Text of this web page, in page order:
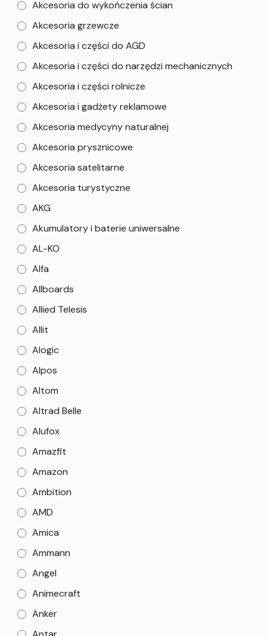
Akcesoria do wykończenia ścian
Akcesoria grzewcze
Akcesoria i części do AGD
Akcesoria i części do narzędzi mechanicznych
Akcesoria i części rolnicze
Akcesoria i gadżety reklamowe
Akcesoria medycyny naturalnej
Akcesoria prysznicowe
Akcesoria satelitarne
Akcesoria turystyczne
AKG
Akumulatory i baterie uniwersalne
AL-KO
Alfa
Allboards
Allied Telesis
Allit
Alogic
Alpos
Altom
Altrad Belle
Alufox
Amazfit
Amazon
Ambition
AMD
Amica
Ammann
Angel
Animecraft
Anker